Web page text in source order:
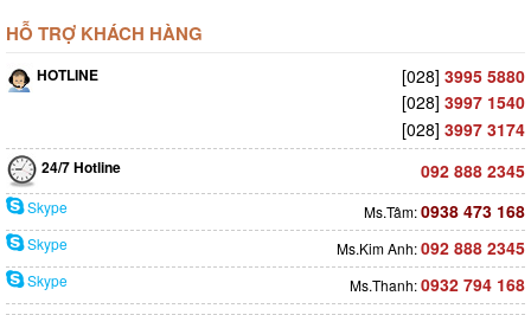
HỖ TRỢ KHÁCH HÀNG
HOTLINE [028] 3995 5880
[028] 3997 1540
[028] 3997 3174
24/7 Hotline 092 888 2345
Skype Ms.Tâm:0938 473 168
Skype Ms.Kim Anh:092 888 2345
Skype Ms.Thanh:0932 794 168